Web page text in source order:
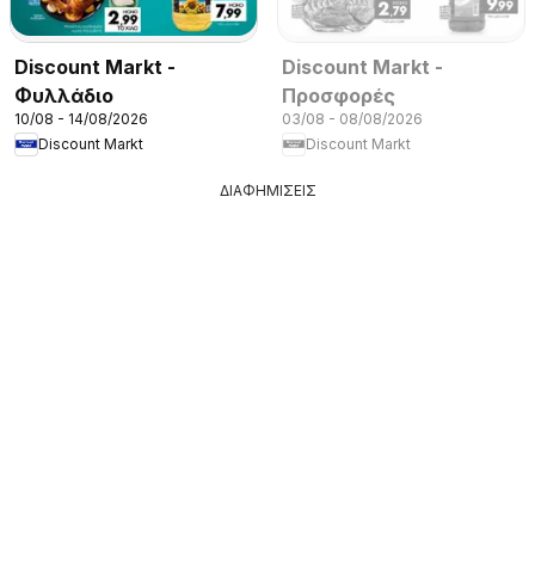
Discount Markt -
Φυλλάδιο
10/08 - 14/08/2026
Discount Markt
Discount Markt -
Προσφορές
03/08 - 08/08/2026
Discount Markt
ΔΙΑΦΗΜΙΣΕΙΣ